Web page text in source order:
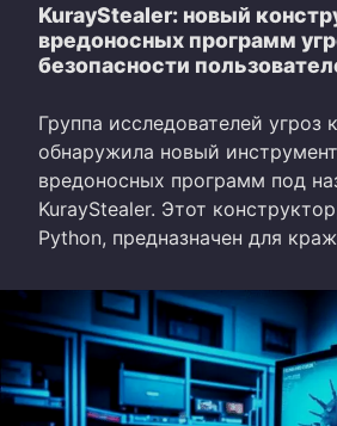
KurayStealer: новый
вредоносных программ
безопасности
Группа исследователей
обнаружила новый
вредоносных программ под
KurayStealer. Этот
Python, предназначен для